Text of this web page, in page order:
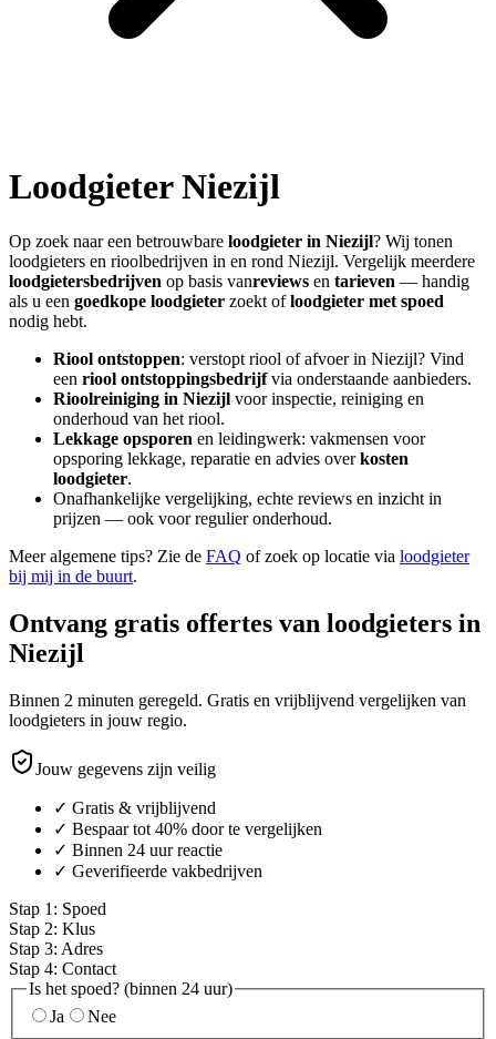
LoodgieterNiezijl
Op zoek naar een betrouwbare loodgieter in Niezijl? Wij tonen
loodgieters en rioolbedrijven in en rond Niezijl. Vergelijk meerdere
loodgietersbedrijven op basis vanreviews en tarieven — handig
als u een goedkope loodgieter zoekt ofloodgieter met spoed
nodig hebt.
Riool ontstoppen: verstopt riool of afvoer in Niezijl? Vind
een riool ontstoppingsbedrijfvia onderstaande aanbieders.
Rioolreiniging in Niezijl voor inspectie, reiniging en
onderhoud van het riool.
Lekkage opsporen en leidingwerk: vakmensen voor
opsporing lekkage, reparatie en advies overkosten
loodgieter.
Onafhankelijke vergelijking, echte reviews en inzicht in
prijzen — ook voor regulier onderhoud.
Meer algemene tips? Zie de FAQ of zoek op locatie via loodgieter
bij mij in de buurt.
Ontvang gratis offertes van loodgieters in
Niezijl
Binnen 2 minuten geregeld. Gratis en vrijblijvend vergelijken van
loodgieters in jouw regio.
Jouw gegevens zijn veilig
✓ Gratis & vrijblijvend
✓ Bespaar tot 40% door te vergelijken
✓ Binnen 24 uur reactie
✓ Geverifieerde vakbedrijven
Stap 1 : Spoed
Stap 2: Klus
Stap 3: Adres
Stap 4: Contact
Is het spoed? (binnen 24 uur)
Ja
Nee